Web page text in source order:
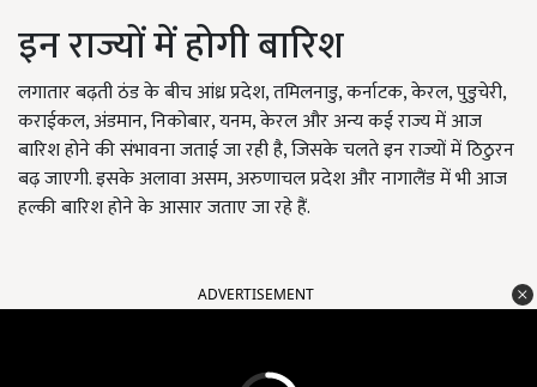
इन राज्यों में होगी बारिश
लगातार बढ़ती ठंड के बीच आंध्र प्रदेश, तमिलनाडु, कर्नाटक, केरल, पुडुचेरी,
कराईकल, अंडमान, निकोबार, यनम, केरल और अन्य कई राज्य में आज
बारिश होने की संभावना जताई जा रही है, जिसके चलते इन राज्यों में ठिठुरन
बढ़ जाएगी. इसके अलावा असम, अरुणाचल प्रदेश और नागालैंड में भी आज
हल्की बारिश होने के आसार जताए जा रहे हैं.
ADVERTISEMENT